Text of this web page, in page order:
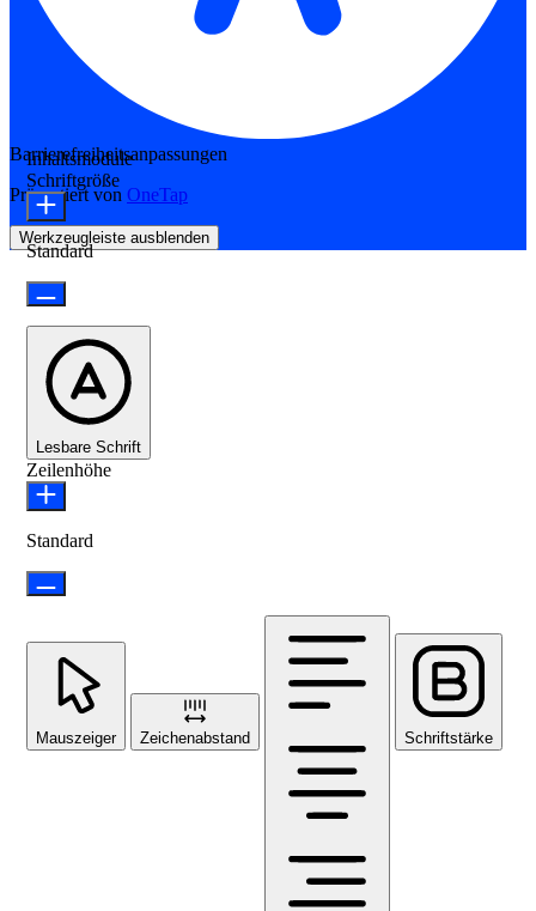
Barrierefreiheitsanpassungen
Präsentiert von OneTap
Werkzeugleiste ausblenden
Inhaltsmodule
Schriftgröße
Standard
Lesbare Schrift
Zeilenhöhe
Standard
Mauszeiger Zeichenabstand Schriftstärke